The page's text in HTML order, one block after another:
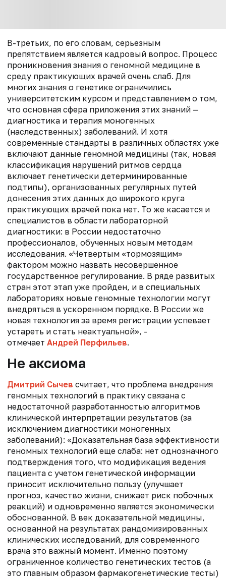
В-третьих, по его словам, серьезным
препятствием является кадровый вопрос. Процесс
проникновения знания о геномной медицине в
среду практикующих врачей очень слаб. Для
многих знания о генетике ограничились
университетским курсом и представлением о том,
что основная сфера приложения этих знаний —
диагностика и терапия моногенных
(наследственных) заболеваний. И хотя
современные стандарты в различных областях уже
включают данные геномной медицины (так, новая
классификация нарушений ритмов сердца
включает генетически детерминированные
подтипы), организованных регулярных путей
донесения этих данных до широкого круга
практикующих врачей пока нет. То же касается и
специалистов в области лабораторной
диагностики: в России недостаточно
профессионалов, обученных новым методам
исследования. «Четвертым «тормозящим»
фактором можно назвать несовершенное
государственное регулирование. В ряде развитых
стран этот этап уже пройден, и в специальных
лабораториях новые геномные технологии могут
внедряться в ускоренном порядке. В России же
новая технология за время регистрации успевает
устареть и стать неактуальной», -
отмечает Андрей Перфильев.
Не аксиома
Дмитрий Сычев считает, что проблема внедрения
геномных технологий в практику связана с
недостаточной разработанностью алгоритмов
клинической интерпретации результатов (за
исключением диагностики моногенных
заболеваний): «Доказательная база эффективности
геномных технологий еще слаба: нет однозначного
подтверждения того, что модификация ведения
пациента с учетом генетической информации
приносит исключительно пользу (улучшает
прогноз, качество жизни, снижает риск побочных
реакций) и одновременно является экономически
обоснованной. В век доказательной медицины,
основанной на результатах рандомизированных
клинических исследований, для современного
врача это важный момент. Именно поэтому
ограниченное количество генетических тестов (а
это главным образом фармакогенетические тесты)